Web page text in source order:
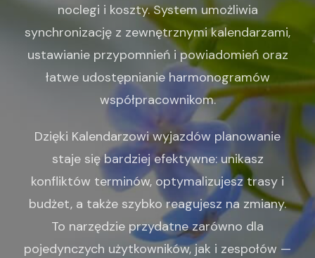
noclegi i koszty. System umożliwia
synchronizację z zewnętrznymi kalendarzami,
ustawianie przypomnień i powiadomień oraz
łatwe udostępnianie harmonogramów
współpracownikom.
Dzięki Kalendarzowi wyjazdów planowanie
staje się bardziej efektywne: unikasz
konfliktów terminów, optymalizujesz trasy i
budżet, a także szybko reagujesz na zmiany.
To narzędzie przydatne zarówno dla
pojedynczych użytkowników, jak i zespołów —